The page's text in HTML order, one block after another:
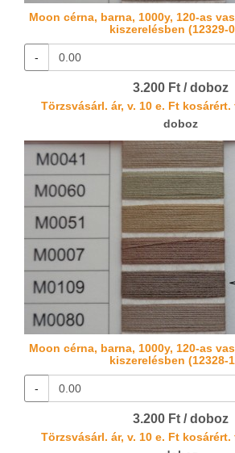
Moon cérna, barna, 1000y, 120-as
kiszerelésben (12329-
-
3.200 Ft / doboz
Törzsvásárl. ár, v. 10 e. Ft kosárért.
doboz
Moon cérna, barna, 1000y, 120-as
kiszerelésben (12328-
-
3.200 Ft / doboz
Törzsvásárl. ár, v. 10 e. Ft kosárért.